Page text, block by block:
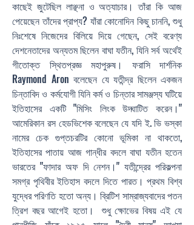
কাছেই জুটেছিল লাঞ্ছনা ও অত্যাচার। তাঁরা কি আজ
পেয়েছেন তাঁদের প্রাপ্য? যাঁরা কোনোদিন কিছু চাননি, শুধু
নিঃশেষে নিজেদের বিলিয়ে দিয়ে গেছেন, সেই বরেণ্য
দেশনেতাদের অন্যতম ছিলেন বাঘা যতীন, যিনি সর্ব অর্থেই
গীতোক্ত স্থিতপ্রজ্ঞ মহাপুরুষ। ফরাসি দার্শনিক
Raymond Aron বলেছেন যে যতীন্দ্র ছিলেন একজন
চিন্তাবিদ ও কর্মযোগী যিনি কর্ম ও চিন্তার সামঞ্জস্য ঘটিয়ে
ইতিহাসের একটি "মিসিং লিংক উদ্ঘাটিত করেন।"
আমেরিকান রস হেডভিশেক বলেছেন যে যদি ই. ভি ভস্কা
নামের চেক গুপ্তচরটির কোনো ভূমিকা না থাকতো,
ইতিহাসের পাতায় আজ গান্ধীর বদলে বাঘা যতীন হতেন
ভারতের "ফাদার অফ দি নেশন।" যতীন্দ্রের পরিকল্পনা
সমগ্র পৃথিবীর ইতিহাস বদলে দিতে পারত। প্রথম বিশ্ব
যুদ্ধের পরিণতি হতো অন্য। ব্রিটিশ সাম্রাজ্যবাদের পতন
ত্রিশ বছর আগেই হতো। শুধু ক্ষোভের বিষয় এই যে